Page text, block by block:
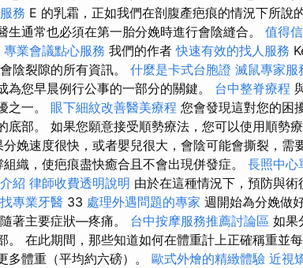
務 E 的乳霜，正如我們在剖腹產疤痕的情況下所說
通常也必須在第一胎分娩時進行會陰縫合。 值得
專業會議點心服務 我們的作者快速有效的找人服務
陰裂隙的所有資訊。 什麼是卡式台胞證 滅鼠專家服
您早晨例行公事的一部分的關鍵。 台中整脊療程
之一。 眼下細紋改善醫美療程 您會發現這對您的困
底部。 如果您願意接受順勢療法，您可以使用順勢
分娩速度很快，或者嬰兒很大，會陰可能會撕裂，需
織，使疤痕盡快癒合且不會出現併發症。 長照中心
紹 律師收費透明說明 由於在這種情況下，預防與術
專業牙醫 33 處理外遇問題的專家 週開始為分娩做
著主要症狀—疼痛。 台中按摩服務推薦討論區 如果
。 在此期間，那些知道如何在體重計上正確稱重並
多體重（平均約六磅）。 歐式外燴的精緻體驗 近視